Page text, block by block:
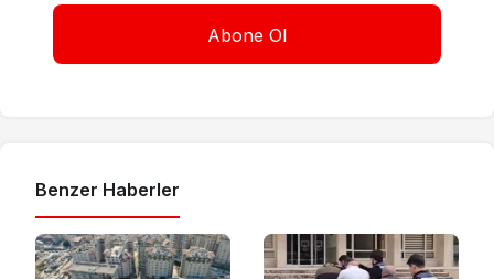
Benzer Haberler